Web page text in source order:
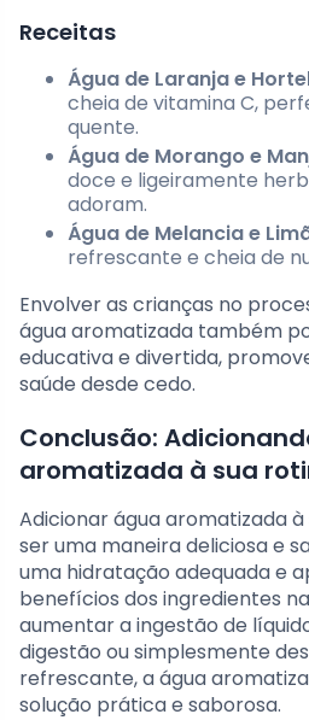
Receitas
Água de Laranja e
cheia de vitamina C,
quente.
Água de Morango e
doce e ligeiramente
adoram.
Água de Melancia e
refrescante e cheia de
Envolver as crianças no
água aromatizada também
educativa e divertida,
saúde desde cedo.
Conclusão:
aromatizada à sua
Adicionar água aromatizada
ser uma maneira deliciosa e
uma hidratação adequada e
benefícios dos ingredientes
aumentar a ingestão de
digestão ou simplesmente
refrescante, a água
solução prática e saborosa.